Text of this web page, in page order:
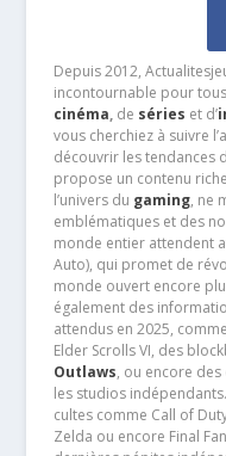
Depuis 2012,
incontournable pour
cinéma,de séries et d’
vous cherchiez à suivre
découvrir les tendances
propose un contenu
l’univers du gaming, ne
emblématiques et des
monde entier attendent
Auto), qui promet de
monde ouvert encore
également des
attendus en 2025,
Elder Scrolls VI, des
Outlaws, ou encore
les studios
cultes comme Call of
Zelda ou encore Final